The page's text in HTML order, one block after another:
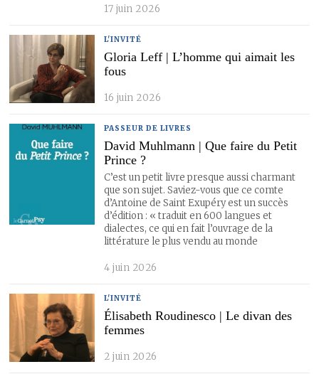
17 juin 2026
L'INVITÉ
Gloria Leff | L’homme qui aimait les
fous
16 juin 2026
PASSEUR DE LIVRES
David Muhlmann | Que faire du Petit
Prince ?
C’est un petit livre presque aussi charmant
que son sujet. Saviez-vous que ce comte
d’Antoine de Saint Exupéry est un succès
d’édition : « traduit en 600 langues et
dialectes, ce qui en fait l’ouvrage de la
littérature le plus vendu au monde
4 juin 2026
L'INVITÉ
Élisabeth Roudinesco | Le divan des
femmes
2 juin 2026